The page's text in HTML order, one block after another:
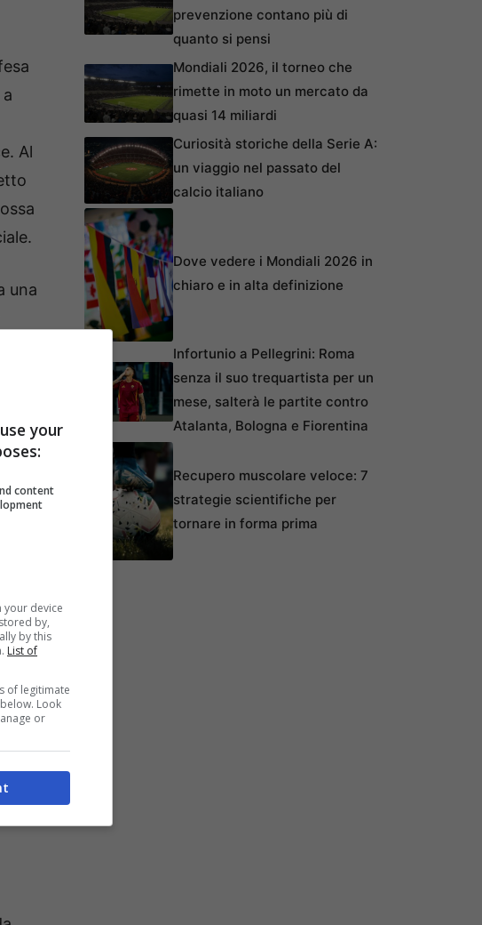
Al
una
prevenzione contano più di
quanto si pensi
Mondiali 2026, il torneo che
rimette in moto un mercato da
quasi 14 miliardi
Curiosità storiche della Serie A:
un viaggio nel passato del
calcio italiano
Dove vedere i Mondiali 2026 in
chiaro e in alta definizione
Infortunio a Pellegrini: Roma
senza il suo trequartista per un
mese, salterà le partite contro
Atalanta, Bologna e Fiorentina
Recupero muscolare veloce: 7
strategie scientifiche per
tornare in forma prima
your
content
device
by,
by this
List of
of legitimate
Look
or